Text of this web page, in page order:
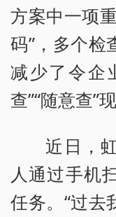
方案中一项
码”，多个检
减少了令企
查”“随意查”现
近日，
人通过手机
任务。“过去